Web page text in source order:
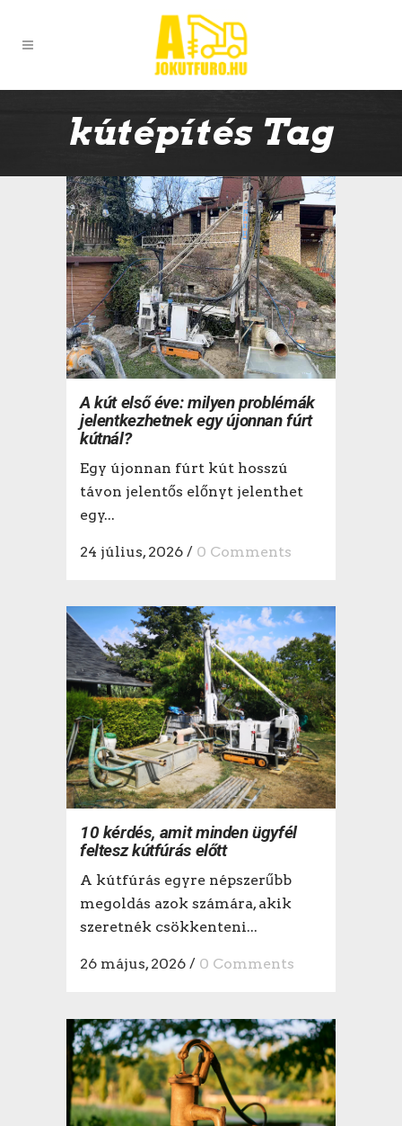
kútépítés Tag
A kút első éve: milyen problémák
jelentkezhetnek egy újonnan fúrt
kútnál?
Egy újonnan fúrt kút hosszú
távon jelentős előnyt jelenthet
egy...
24 július, 2026 / 0 Comments
10 kérdés, amit minden ügyfél
feltesz kútfúrás előtt
A kútfúrás egyre népszerűbb
megoldás azok számára, akik
szeretnék csökkenteni...
26 május, 2026 / 0 Comments